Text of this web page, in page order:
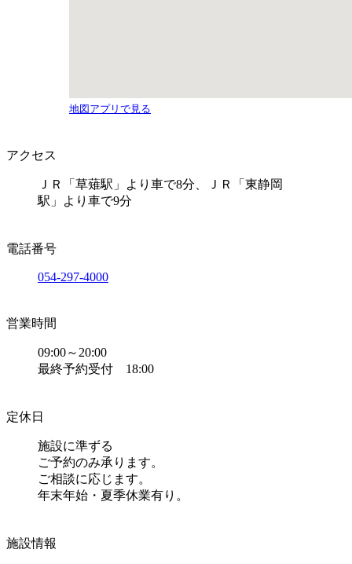
地図アプリで見る
アクセス
ＪＲ「草薙駅」より車で8分、ＪＲ「東静岡
駅」より車で9分
電話番号
054-297-4000
営業時間
09:00～20:00
最終予約受付 18:00
定休日
施設に準ずる
ご予約のみ承ります。
ご相談に応じます。
年末年始・夏季休業有り。
施設情報